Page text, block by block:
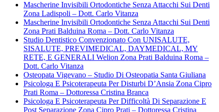
Mascherine Invisibili Ortodontiche Senza Attacchi Sui Denti
Zona Ladispoli – Dott. Carlo Vitanza
Mascherine Invisibili Ortodontiche Senza Attacchi Sui Denti
Zona Prati Balduina Roma – Dott. Carlo Vitanza
Studio Dentistico Convenzionato Con UNISALUTE,
SISALUTE, PREVIMEDICAL, DAYMEDICAL, MY
RETE, E GENERALI Welion Zona Prati Balduina Roma –
Dott. Carlo Vitanza
Osteopata Vigevano – Studio Di Osteopatia Santa Giuliana
Psicologa E Psicoterapeuta Per Disturbi D’Ansia Zona Cipro
Prati Roma – Dottoressa Cristina Branca
Psicologa E Psicoterapeuta Per Difficoltà Di Separazione E
Post Separazione Zona Cipro Prati – Dottoressa Cristina